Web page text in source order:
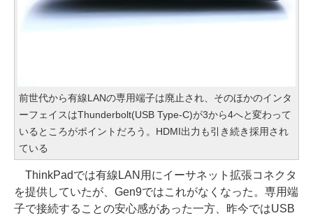
前世代から有線LANの専用端子は廃止され、そのほかのインタ
ーフェイスはThunderbolt(USB Type-C)が3から4へと変わって
いるところがポイントだろう。HDMI出力も引き続き採用され
ている
ThinkPadでは有線LAN用にイーサネット拡張コネクタ
を提供していたが、Gen9ではこれがなくなった。専用端
子で接続することの安心感があった一方、昨今ではUSB